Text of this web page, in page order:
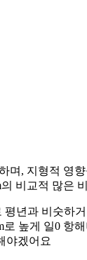
, 지형적 영
비교적 많은
년과 비숫하
높게 일0
야겠어요